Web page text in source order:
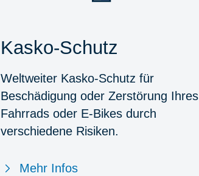
Kasko-Schutz
Weltweiter Kasko-Schutz für
Beschädigung oder Zerstörung Ihres
Fahrrads oder E-Bikes durch
verschiedene Risiken.
Mehr Infos